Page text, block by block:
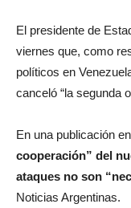
El presidente de
viernes que, como
políticos en
canceló “la segunda
En una publicación
cooperación” del
ataques no son
Noticias Argentinas.